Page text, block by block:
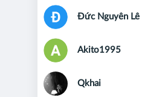
Đức Nguyên Lê
Akito1995
Qkhai